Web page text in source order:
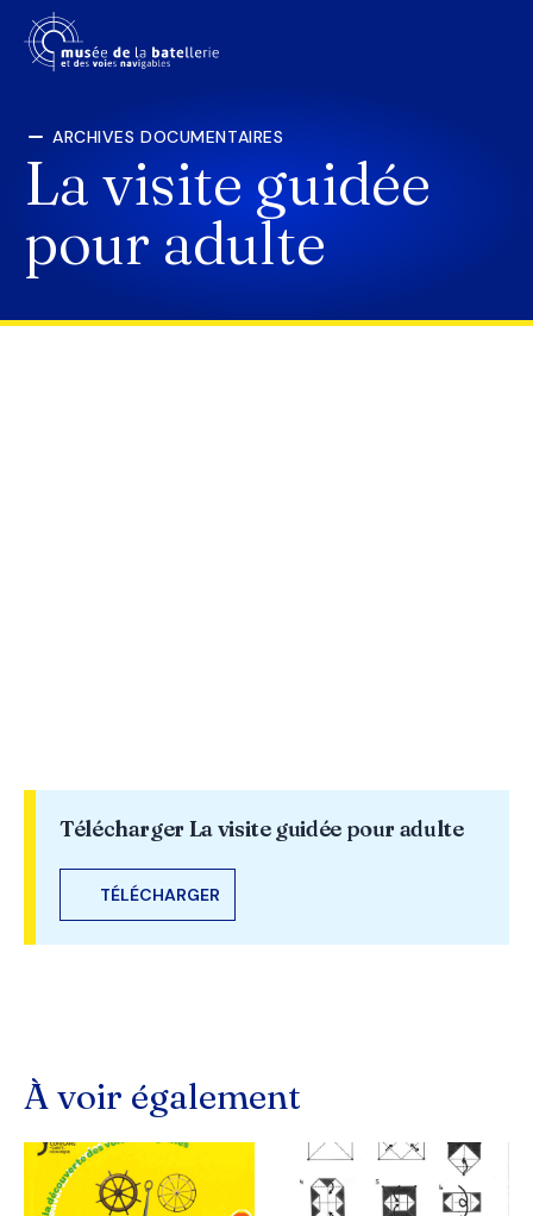
LE MUSÉE
ARCHIVES DOCUMENTAIRES
La visite guidée
pour adulte
Télécharger La visite guidée pour adulte
TÉLÉCHARGER
À voir également